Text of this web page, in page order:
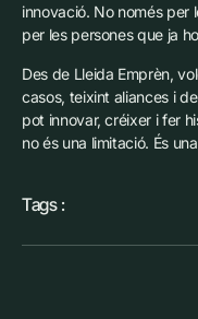
innovació. No només per
per les persones que ja
Des de Lleida Emprèn,
casos, teixint aliances i
pot innovar, créixer i fer
no és una limitació. És
Tags :